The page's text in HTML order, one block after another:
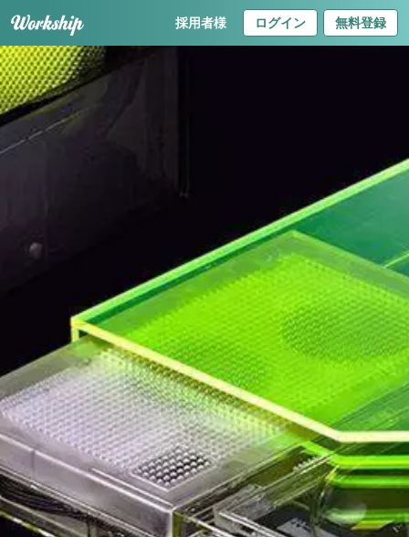
採用者様 ログイン 無料登録